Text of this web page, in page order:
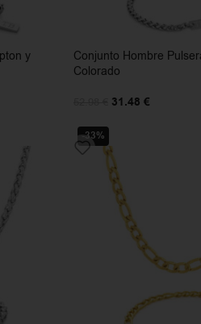
y
Conjunto Hombre
Colorado
31.48 €
-33%